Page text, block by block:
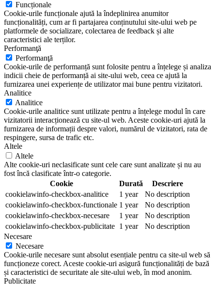
Funcționale
Cookie-urile funcționale ajută la îndeplinirea anumitor
funcționalități, cum ar fi partajarea conținutului site-ului web pe
platformele de socializare, colectarea de feedback și alte
caracteristici ale terților.
Performanţă
Performanţă
Cookie-urile de performanță sunt folosite pentru a înțelege și analiza
indicii cheie de performanță ai site-ului web, ceea ce ajută la
furnizarea unei experiențe de utilizator mai bune pentru vizitatori.
Analitice
Analitice
Cookie-urile analitice sunt utilizate pentru a înțelege modul în care
vizitatorii interacționează cu site-ul web. Aceste cookie-uri ajută la
furnizarea de informații despre valori, numărul de vizitatori, rata de
respingere, sursa de trafic etc.
Altele
Altele
Alte cookie-uri neclasificate sunt cele care sunt analizate și nu au
fost încă clasificate într-o categorie.
Cookie
Durată
Descriere
cookielawinfo-checkbox-analitice
1 year
No description
cookielawinfo-checkbox-functionale 1 year
No description
cookielawinfo-checkbox-necesare
1 year
No description
cookielawinfo-checkbox-publicitate 1 year
No description
Necesare
Necesare
Cookie-urile necesare sunt absolut esențiale pentru ca site-ul web să
funcționeze corect. Aceste cookie-uri asigură funcționalități de bază
și caracteristici de securitate ale site-ului web, în mod anonim.
Publicitate